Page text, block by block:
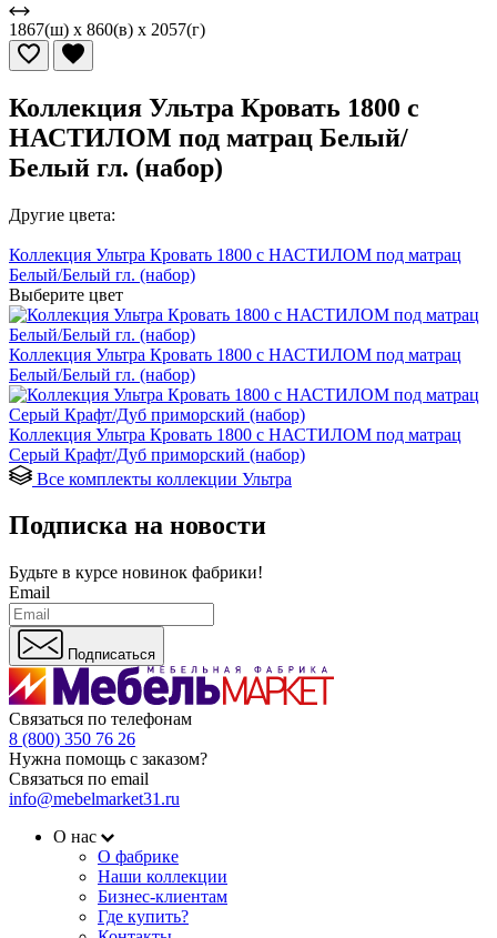
1867(ш) x 860(в) x 2057(г)
Коллекция Ультра Кровать 1800 с
НАСТИЛОМ под матрац Белый/
Белый гл. (набор)
Другие цвета:
Коллекция Ультра Кровать 1800 с НАСТИЛОМ под матрац
Белый/Белый гл. (набор)
Выберите цвет
Коллекция Ультра Кровать 1800 с НАСТИЛОМ под матрац
Белый/Белый гл. (набор)
Коллекция Ультра Кровать 1800 с НАСТИЛОМ под матрац
Серый Крафт/Дуб приморский (набор)
Все комплекты коллекции Ультра
Подписка на новости
Будьте в курсе новинок фабрики!
Email
Подписаться
Связаться по телефонам
8 (800) 350 76 26
Нужна помощь с заказом?
Связаться по email
info@mebelmarket31.ru
О нас
О фабрике
Наши коллекции
Бизнес-клиентам
Где купить?